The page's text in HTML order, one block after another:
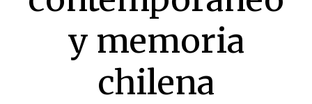
y memoria
chilena